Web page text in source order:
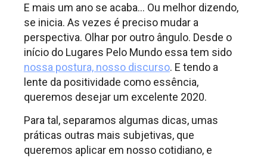
E mais um ano se acaba… Ou melhor dizendo,
se inicia. As vezes é preciso mudar a
perspectiva. Olhar por outro ângulo. Desde o
início do Lugares Pelo Mundo essa tem sido
nossa postura, nosso discurso. E tendo a
lente da positividade como essência,
queremos desejar um excelente 2020.
Para tal, separamos algumas dicas, umas
práticas outras mais subjetivas, que
queremos aplicar em nosso cotidiano, e